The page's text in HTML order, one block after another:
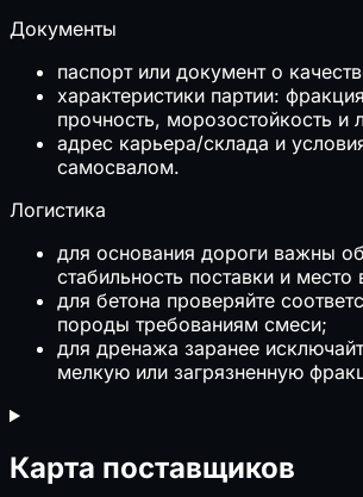
Документы
паспорт или документ о
характеристики партии:
прочность, морозостойкость и
адрес карьера/склада и
самосвалом.
Логистика
для основания дороги важны
стабильность поставки и место
для бетона проверяйте
породы требованиям смеси;
для дренажа заранее
мелкую или загрязненную
Карта поставщиков